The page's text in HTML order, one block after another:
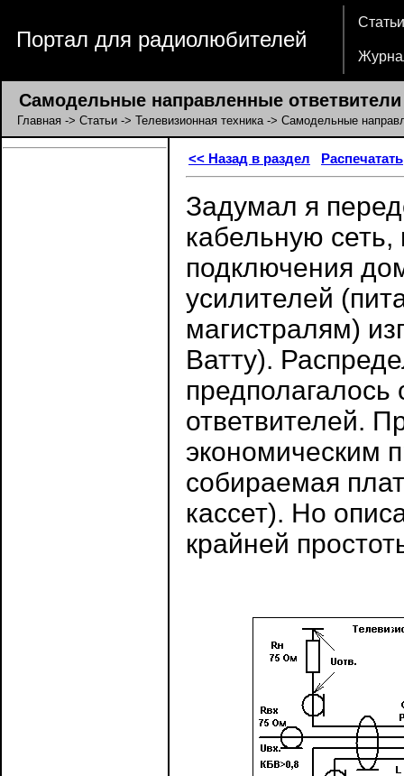
Портал для радиолюбителей
Статьи
Самодельные направленные ответвители
Главная -> Статьи -> Телевизионная техника-> Самодельные
<< Назад в раздел Распечатать
Задумал я
кабельную сеть,
подключения
усилителей
магистралям)
Ватту).
ответвителей.
экономическим
собираемая
кассет). Но
крайней